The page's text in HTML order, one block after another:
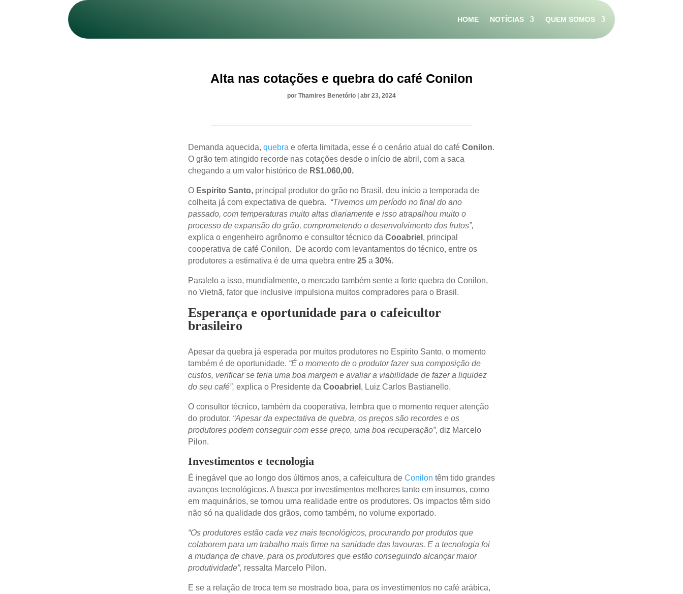
HOME NOTÍCIAS QUEM SOMOS
Alta nas cotações e quebra do café Conilon
por Thamires Benetório | abr 23, 2024
Demanda aquecida, quebra e oferta limitada, esse é o cenário atual do café Conilon.
O grão tem atingido recorde nas cotações desde o início de abril, com a saca
chegando a um valor histórico de R$1.060,00.
OEspirito Santo,principal produtor do grão no Brasil, deu início a temporada de
colheita já com expectativa de quebra. “Tivemos um período no final do ano
passado, com temperaturas muito altas diariamente e isso atrapalhou muito o
processo de expansão do grão, comprometendo o desenvolvimento dos frutos”,
explica o engenheiro agrônomo e consultor técnico da Cooabriel , principal
cooperativa de café Conilon. De acordo com levantamentos do técnico, entre os
produtores a estimativa é de uma quebra entre 25a 30%.
Paralelo a isso, mundialmente, o mercado também sente a forte quebra do Conilon,
no Vietnã, fator que inclusive impulsiona muitos compradores para o Brasil.
Esperança e oportunidade para o cafeicultor
brasileiro
Apesar da quebra já esperada por muitos produtores no Espirito Santo, o momento
também é de oportunidade. “É o momento de o produtor fazer sua composição de
custos, verificar se teria uma boa margem e avaliar a viabilidade de fazer a liquidez
do seu café”, explica o Presidente da Cooabriel , Luiz Carlos Bastianello.
O consultor técnico, também da cooperativa, lembra que o momento requer atenção
do produtor. “Apesar da expectativa de quebra, os preços são recordes e os
produtores podem conseguir com esse preço, uma boa recuperação”, diz Marcelo
Pilon.
Investimentos e tecnologia
É inegável que ao longo dos últimos anos, a cafeicultura deConilon têm tido grandes
avanços tecnológicos. A busca por investimentos melhores tanto em insumos, como
em maquinários, se tornou uma realidade entre os produtores. Os impactos têm sido
não só na qualidade dos grãos, como também, no volume exportado.
“Os produtores estão cada vez mais tecnológicos, procurando por produtos que
colaborem para um trabalho mais firme na sanidade das lavouras. E a tecnologia foi
a mudança de chave, para os produtores que estão conseguindo alcançar maior
produtividade”, ressalta Marcelo Pilon.
E se a relação de troca tem se mostrado boa, para os investimentos no café arábica,